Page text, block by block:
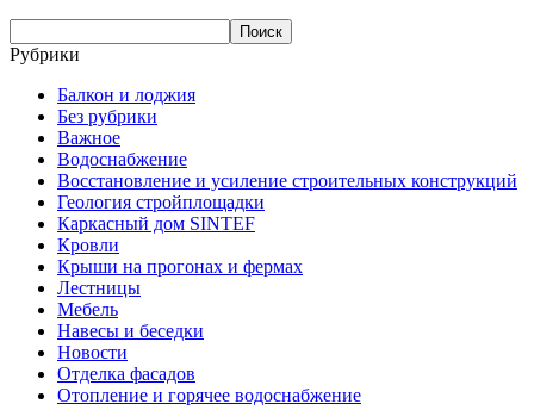
Рубрики
Балкон и лоджия
Без рубрики
Важное
Водоснабжение
Восстановление и усиление строительных конструкций
Геология стройплощадки
Каркасный дом SINTEF
Кровли
Крыши на прогонах и фермах
Лестницы
Мебель
Навесы и беседки
Новости
Отделка фасадов
Отопление и горячее водоснабжение